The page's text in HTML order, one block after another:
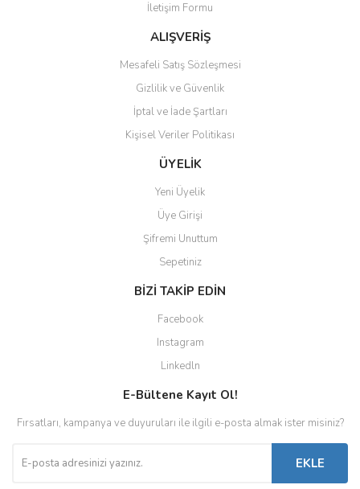
İletişim Formu
ALIŞVERİŞ
Mesafeli Satış Sözleşmesi
Gizlilik ve Güvenlik
İptal ve İade Şartları
Kişisel Veriler Politikası
ÜYELİK
Yeni Üyelik
Üye Girişi
Şifremi Unuttum
Sepetiniz
BİZİ TAKİP EDİN
Facebook
Instagram
Linkedln
E-Bültene Kayıt Ol!
Fırsatları, kampanya ve duyuruları ile ilgili e-posta almak ister misiniz?
EKLE